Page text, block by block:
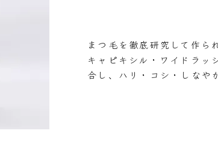
まつ毛を徹底研究して作ら
キャピキシル・ワイドラッ
合し、ハリ・コシ・しなや